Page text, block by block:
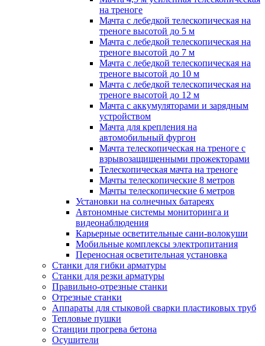
на треноге
Мачта с лебедкой телескопическая на
треноге высотой до 5 м
Мачта с лебедкой телескопическая на
треноге высотой до 7 м
Мачта с лебедкой телескопическая на
треноге высотой до 10 м
Мачта с лебедкой телескопическая на
треноге высотой до 12 м
Мачта с аккумуляторами и зарядным
устройством
Мачта для крепления на
автомобильный фургон
Мачта телескопическая на треноге с
взрывозащищенными прожекторами
Телескопическая мачта на треноге
Мачты телескопические 8 метров
Мачты телескопические 6 метров
Установки на солнечных батареях
Автономные системы мониторинга и
видеонаблюдения
Карьерные осветительные сани-волокуши
Мобильные комплексы электропитания
Переносная осветительная установка
Станки для гибки арматуры
Станки для резки арматуры
Правильно-отрезные станки
Отрезные станки
Аппараты для стыковой сварки пластиковых труб
Тепловые пушки
Станции прогрева бетона
Осушители